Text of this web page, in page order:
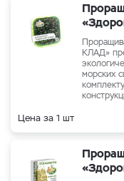
КЛАД»
морских
Цена за 1 шт